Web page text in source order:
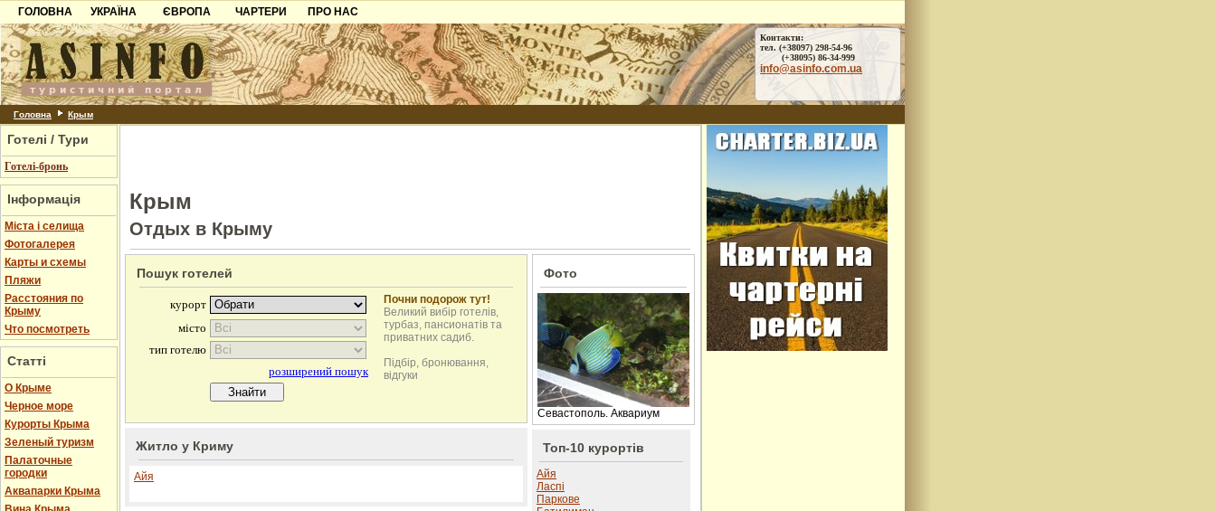
ГОЛОВНА
УКРАЇНА
Карпати
Азов
Причорноморря
Шацьк
ЄВРОПА
Чорногорія
Хорватія
Болгарія
ЧАРТЕРИ
ПРО НАС
Контакти
Партнерам
Додати готель
Контакти:
тел. (+38097) 298-54-96
(+38095) 86-34-999
info@asinfo.com.ua
Головна Крым
Готелі / Тури
Готелі-бронь
Інформація
Міста і селища
Фотогалерея
Карты и схемы
Пляжи
Расстояния по
Крыму
Что посмотреть
Статті
О Крыме
Черное море
Курорты Крыма
Зеленый туризм
Палаточные
городки
Аквапарки Крыма
Крым
Отдых в Крыму
Пошук готелей
Почни подорож тут!
Великий вибір готелів,
турбаз, пансионатів та
приватних садиб.
Підбір, бронювання,
відгуки
Житло у Криму
Айя
Фото
Севастополь. Аквариум
Топ-10 курортів
Айя
Ласпі
Паркове